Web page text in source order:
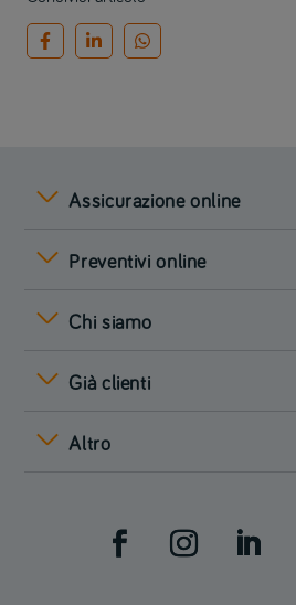
Assicurazione online
Preventivi online
Chi siamo
Già clienti
Altro